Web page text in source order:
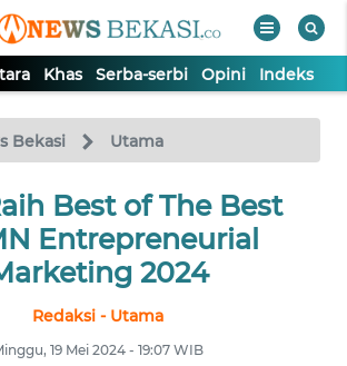
Khas Serba-serbi Opini Indeks
Bekasi Utama
Best of The Best
Entrepreneurial
2024
Redaksi - Utama
19 Mei 2024 - 19:07 WIB